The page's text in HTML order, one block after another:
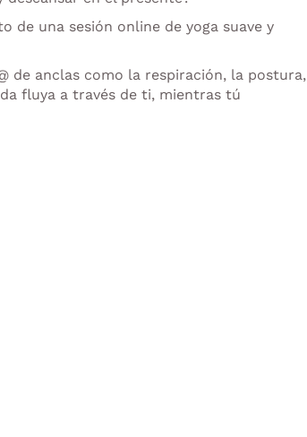
de una sesión online de yoga suave y
de anclas como la respiración, la postura,
fluya a través de ti, mientras tú